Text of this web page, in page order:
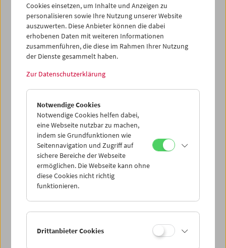
Programm: Zwischensichten: Filmportraits
Cookies einsetzen, um Inhalte und Anzeigen zu
personalisieren sowie Ihre Nutzung unserer Website
auszuwerten. Diese Anbieter können die dabei
erhobenen Daten mit weiteren Informationen
zusammenführen, die diese im Rahmen Ihrer Nutzung
der Dienste gesammelt haben.
Zur Datenschutzerklärung
Notwendige Cookies
Notwendige Cookies helfen dabei,
eine Webseite nutzbar zu machen,
indem sie Grundfunktionen wie
Seitennavigation und Zugriff auf
sichere Bereiche der Webseite
ermöglichen. Die Webseite kann ohne
diese Cookies nicht richtig
funktionieren.
Drittanbieter Cookies